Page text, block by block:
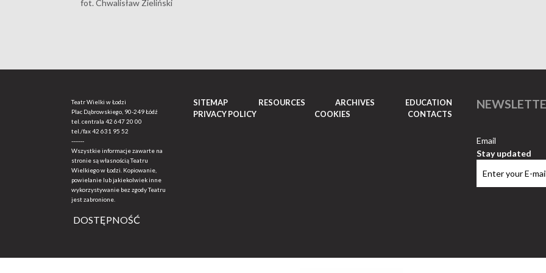
fot. Chwalisław Zieliński
Teatr Wielki w Łodzi
Plac Dąbrowskiego, 90-249 Łódź
tel. centrala 42 647 20 00
tel./fax42 631 95 52
-------
Wszystkie informacje zawarte na
stronie są własnością Teatru
Wielkiego w Łodzi. Kopiowanie,
powielanie lub jakiekolwiek inne
wykorzystywanie bez zgody Teatru
jest zabronione.
DOSTĘPNOŚĆ
SITEMAP RESOURCES ARCHIVES
EDUCATION
PRIVACY POLICY
COOKIES CONTACTS
Email
Stay updated